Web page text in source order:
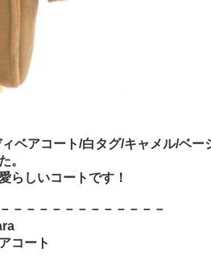
ベアコート/白タグ/キャメル/ベー
。
らしいコートです！
－－－－－－－－－－－－
コート